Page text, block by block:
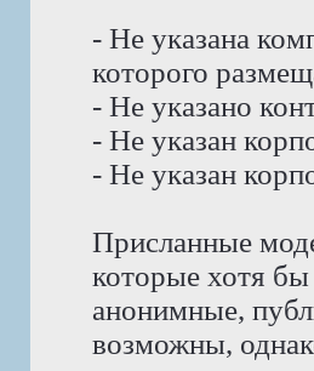
- Не указана
которого
- Не указано
- Не указан
- Не указан
Присланные
которые хотя
анонимные,
возможны,